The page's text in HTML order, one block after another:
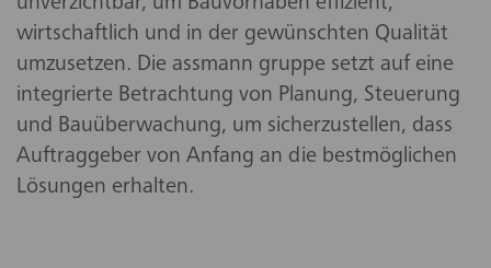
unverzichtbar, um Bauvorhaben effizient,
wirtschaftlich und in der gewünschten Qualität
umzusetzen. Die assmann gruppe setzt auf eine
integrierte Betrachtung von Planung, Steuerung
und Bauüberwachung, um sicherzustellen, dass
Auftraggeber von Anfang an die bestmöglichen
Lösungen erhalten.